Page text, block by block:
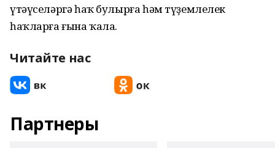
үтәүселәргә һаҡ булырға һәм түҙемлелек
һаҡларға ғына ҡала.
Читайте нас
Партнеры